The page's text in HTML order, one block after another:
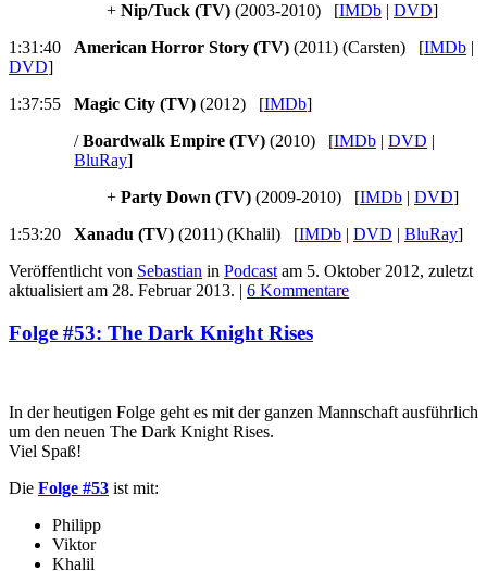
+ Nip/Tuck (TV) (2003-2010) [IMDb | DVD]
1:31:40 American Horror Story (TV) (2011) (Carsten) [IMDb |
DVD]
1:37:55 Magic City (TV) (2012) [IMDb]
/Boardwalk Empire (TV) (2010) [IMDb | DVD |
BluRay]
+ Party Down (TV) (2009-2010) [IMDb | DVD]
1:53:20 Xanadu (TV) (2011) (Khalil) [IMDb | DVD | BluRay]
Veröffentlicht von Sebastian in Podcast am 5. Oktober 2012, zuletzt
aktualisiert am 28. Februar 2013. | 6 Kommentare
Folge #53: The Dark Knight Rises
In der heutigen Folge geht es mit der ganzen Mannschaft ausführlich
um den neuen The Dark Knight Rises.
Viel Spaß!
Die Folge #53 ist mit:
Philipp
Viktor
Khalil